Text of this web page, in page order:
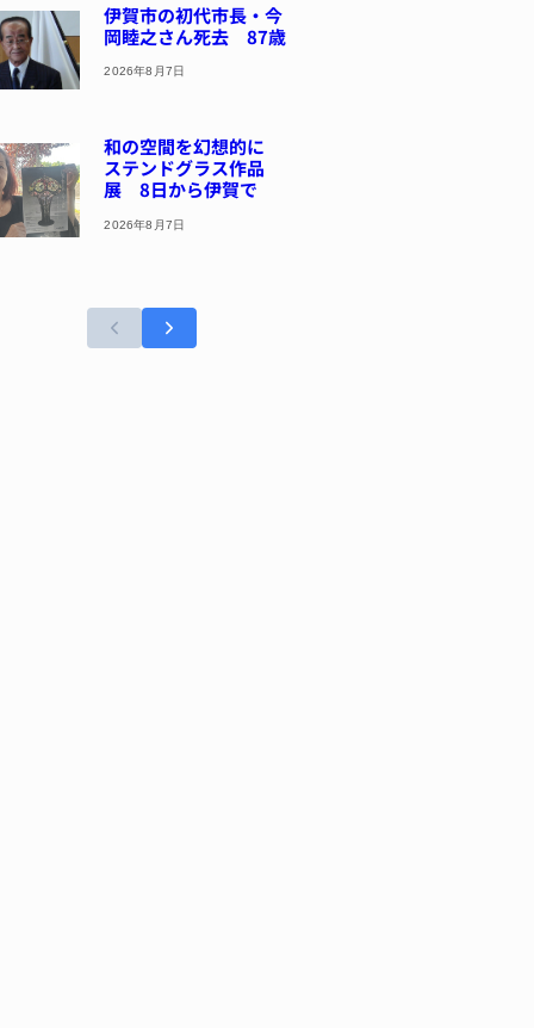
伊賀市の初代市長・今
岡睦之さん死去 87歳
2026年8月7日
和の空間を幻想的に
ステンドグラス作品
展 8日から伊賀で
2026年8月7日